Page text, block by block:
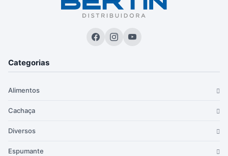
Categorias
Alimentos
Cachaça
Diversos
Espumante